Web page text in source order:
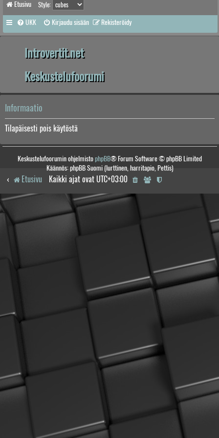
Etusivu Style:
UKK Kirjaudu sisään Rekisteröidy
Introvertit.net
Keskustelufoorumi
Informaatio
Tilapäisesti pois käytöstä
Keskustelufoorumin ohjelmistophpBB® Forum Software © phpBB Limited
Käännös: phpBB Suomi (lurttinen, harritapio, Pettis)
Etusivu Kaikki ajat ovat UTC+03:00